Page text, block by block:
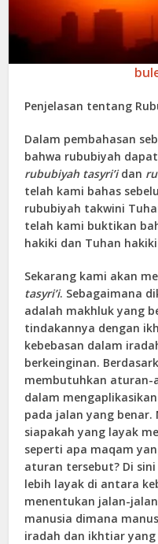
Penjelasan tentang
Dalam pembahasan
bahwa rububiyah
rububiyah tasyri’idan
telah kami bahas
rububiyah takwini
telah kami buktikan
hakiki dan Tuhan
Sekarang kami akan
tasyri’i. Sebagaimana
adalah makhluk yang
tindakannya dengan
kebebasan dalam
berkeinginan.
membutuhkan aturan-
dalam
pada jalan yang benar.
siapakah yang layak
seperti apa maqam
aturan tersebut? Di
lebih layak di antara
menentukan jalan-
manusia dimana
iradah dan ikhtiar